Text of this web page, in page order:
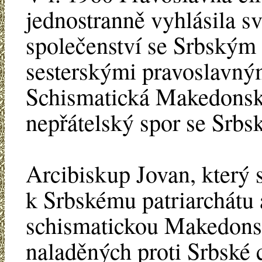
jednostranně vyhlásila
společenství se
sesterskými
Schismatická
nepřátelský spor se
Arcibiskup Jovan, který
k Srbskému
schismatickou
naladěných proti